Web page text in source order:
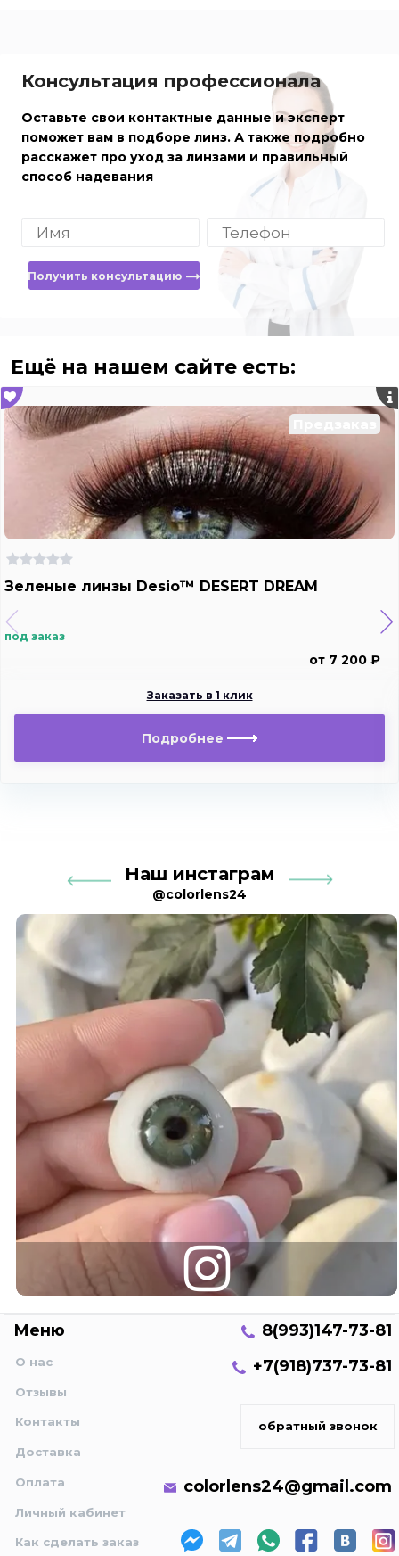
Консультация профессионала
Оставьте свои контактные данные и эксперт
поможет вам в подборе линз. А также подробно
расскажет про уход за линзами и правильный
способ надевания
Получить консультацию
Ещё на нашем сайте есть:
Зеленые линзы Desio™ DESERT DREAM
под заказ
от 7 200 ₽
Заказать в 1 клик
Подробнее
Наш инстаграм
@colorlens24
Меню
О нас
Отзывы
Контакты
Доставка
Оплата
Личный кабинет
Как сделать заказ
8(993)147-73-81
+7(918)737-73-81
обратный звонок
colorlens24@gmail.com